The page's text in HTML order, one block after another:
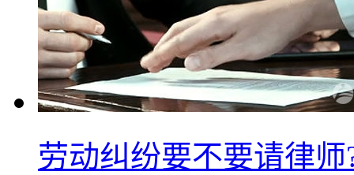
劳动纠纷要不要请律师